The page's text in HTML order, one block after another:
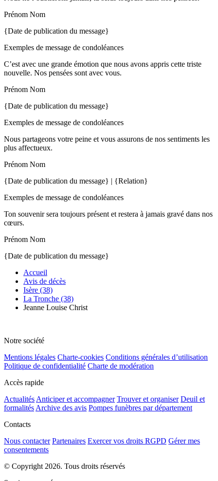
Prénom Nom
{Date de publication du message}
Exemples de message de condoléances
C’est avec une grande émotion que nous avons appris cette triste
nouvelle. Nos pensées sont avec vous.
Prénom Nom
{Date de publication du message}
Exemples de message de condoléances
Nous partageons votre peine et vous assurons de nos sentiments les
plus affectueux.
Prénom Nom
{Date de publication du message} | {Relation}
Exemples de message de condoléances
Ton souvenir sera toujours présent et restera à jamais gravé dans nos
cœurs.
Prénom Nom
{Date de publication du message}
Accueil
Avis de décès
Isère (38)
La Tronche (38)
Jeanne Louise Christ
Notre société
Mentions légales Charte-cookies Conditions générales d’utilisation
Politique de confidentialité Charte de modération
Accès rapide
Actualités Anticiper et accompagner Trouver et organiser Deuil et
formalités Archive des avis Pompes funèbres par département
Contacts
Nous contacter Partenaires Exercer vos droits RGPD Gérer mes
consentements
© Copyright 2026. Tous droits réservés